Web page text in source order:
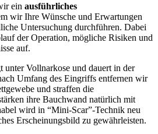
ein ausführliches
wir Ihre Wünsche und Erwartungen
Untersuchung durchführen. Dabei
der Operation, mögliche Risiken und
auf.
unter Vollnarkose und dauert in der
Umfang des Eingriffs entfernen wir
und straffen die
ihre Bauchwand natürlich mit
wird in “Mini-Scar”-Technik neu
Erscheinungsbild zu gewährleisten.